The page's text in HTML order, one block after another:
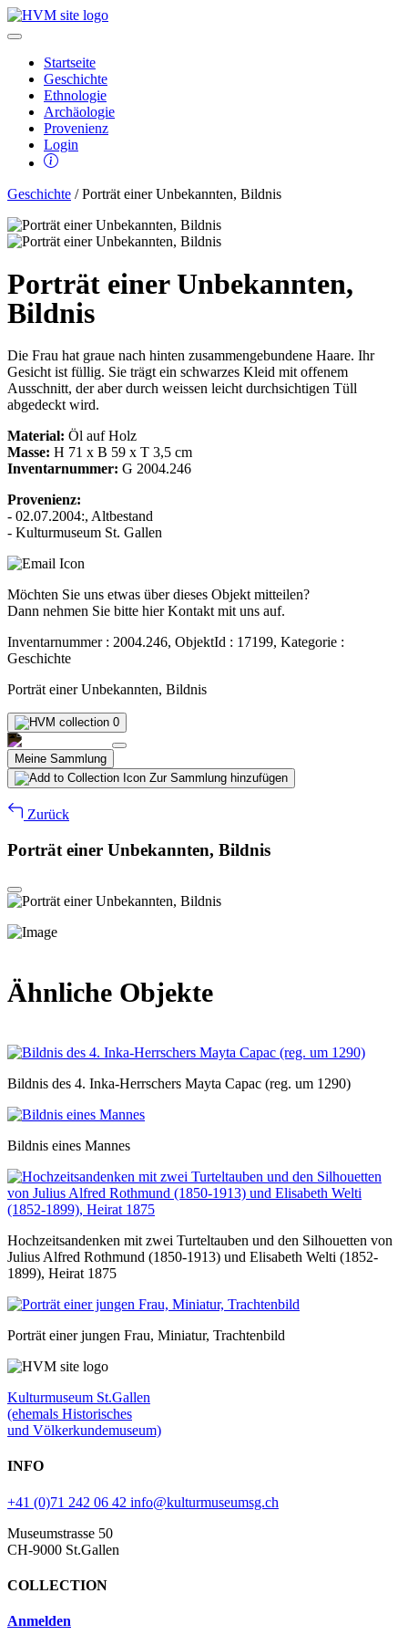
Startseite
Geschichte
Ethnologie
Archäologie
Provenienz
Login
Geschichte / Porträt einer Unbekannten, Bildnis
Porträt einer Unbekannten,
Bildnis
Die Frau hat graue nach hinten zusammengebundene Haare. Ihr
Gesicht ist füllig. Sie trägt ein schwarzes Kleid mit offenem
Ausschnitt, der aber durch weissen leicht durchsichtigen Tüll
abgedeckt wird.
Material: Öl auf Holz
Masse: H 71 x B 59 x T 3,5 cm
Inventarnummer: G 2004.246
Provenienz:
- 02.07.2004:, Altbestand
- Kulturmuseum St. Gallen
Möchten Sie uns etwas über dieses Objekt mitteilen?
Dann nehmen Sie bitte hier Kontakt mit uns auf.
Inventarnummer : 2004.246, ObjektId : 17199, Kategorie :
Geschichte
Porträt einer Unbekannten, Bildnis
0
Meine Sammlung
Zur Sammlung hinzufügen
Zurück
Porträt einer Unbekannten, Bildnis
Ähnliche Objekte
Bildnis des 4. Inka-Herrschers Mayta Capac (reg. um 1290)
Bildnis eines Mannes
Hochzeitsandenken mit zwei Turteltauben und den Silhouetten von
Julius Alfred Rothmund (1850-1913) und Elisabeth Welti (1852-
1899), Heirat 1875
Porträt einer jungen Frau, Miniatur, Trachtenbild
Kulturmuseum St.Gallen
(ehemals Historisches
und Völkerkundemuseum)
INFO
+41 (0)71 242 06 42 info@kulturmuseumsg.ch
Museumstrasse 50
CH-9000 St.Gallen
COLLECTION
Anmelden